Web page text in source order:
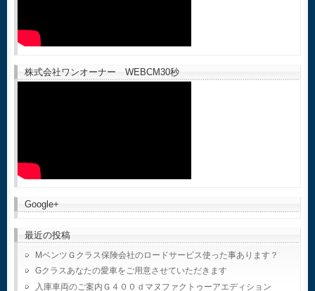
株式会社ワンオーナー WEBCM30秒
Google+
最近の投稿
MベンツＧクラス保険会社のロードサービス使った事あります？
Gクラスあなたの愛車をご用意させていただきます
入庫車両のご案内Ｇ４００ｄマヌファクトゥーアエディション